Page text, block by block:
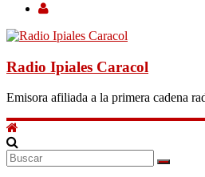
Radio Ipiales Caracol
Emisora afiliada a la primera cadena